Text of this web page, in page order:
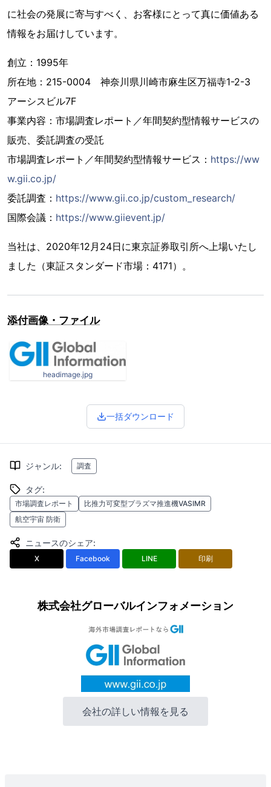
に社会の発展に寄与すべく、お客様にとって真に価値ある
情報をお届けしています。
創立：1995年
所在地：215-0004 神奈川県川崎市麻生区万福寺1-2-3
アーシスビル7F
事業内容：市場調査レポート／年間契約型情報サービスの
販売、委託調査の受託
市場調査レポート／年間契約型情報サービス： https://ww
w.gii.co.jp/
委託調査： https://www.gii.co.jp/custom_research/
国際会議： https://www.giievent.jp/
当社は、2020年12月24日に東京証券取引所へ上場いたし
ました（東証スタンダード市場：4171）。
添付画像・ファイル
headimage.jpg
一括ダウンロード
ジャンル: 調査
タグ:
市場調査レポート
比推力可変型プラズマ推進機VASIMR
航空宇宙 防衛
ニュースのシェア:
X Facebook LINE 印刷
株式会社グローバルインフォメーション
会社の詳しい情報を見る